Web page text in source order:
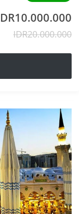
10.000.000
IDR20.000.000